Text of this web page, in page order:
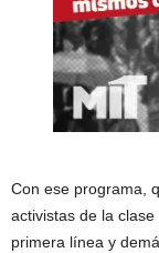
Con ese programa,
activistas de la
primera línea y